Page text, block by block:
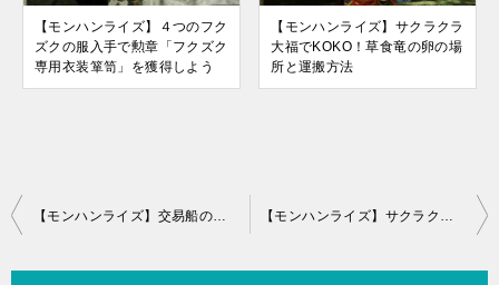
【モンハンライズ】４つのフク
ズクの服入手で勲章「フクズク
専用衣装箪笥」を獲得しよう
【モンハンライズ】サクラクラ
大福でKOKO！草食竜の卵の場
所と運搬方法
投
【モンハンライズ】交易船の潜水艇の追加方法～最大拡張して素材を効率的に入手しよう～ 【モンハンライズ】サクラクラ大福でKOKO！草食竜の卵の場所と運搬方法